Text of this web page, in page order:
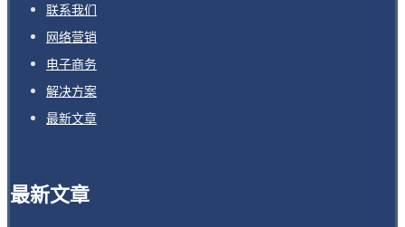
联系我们
网络营销
电子商务
解决方案
最新文章
最新文章